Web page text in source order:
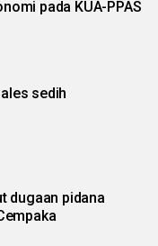
pada KUA-PPAS
sedih
dugaan pidana